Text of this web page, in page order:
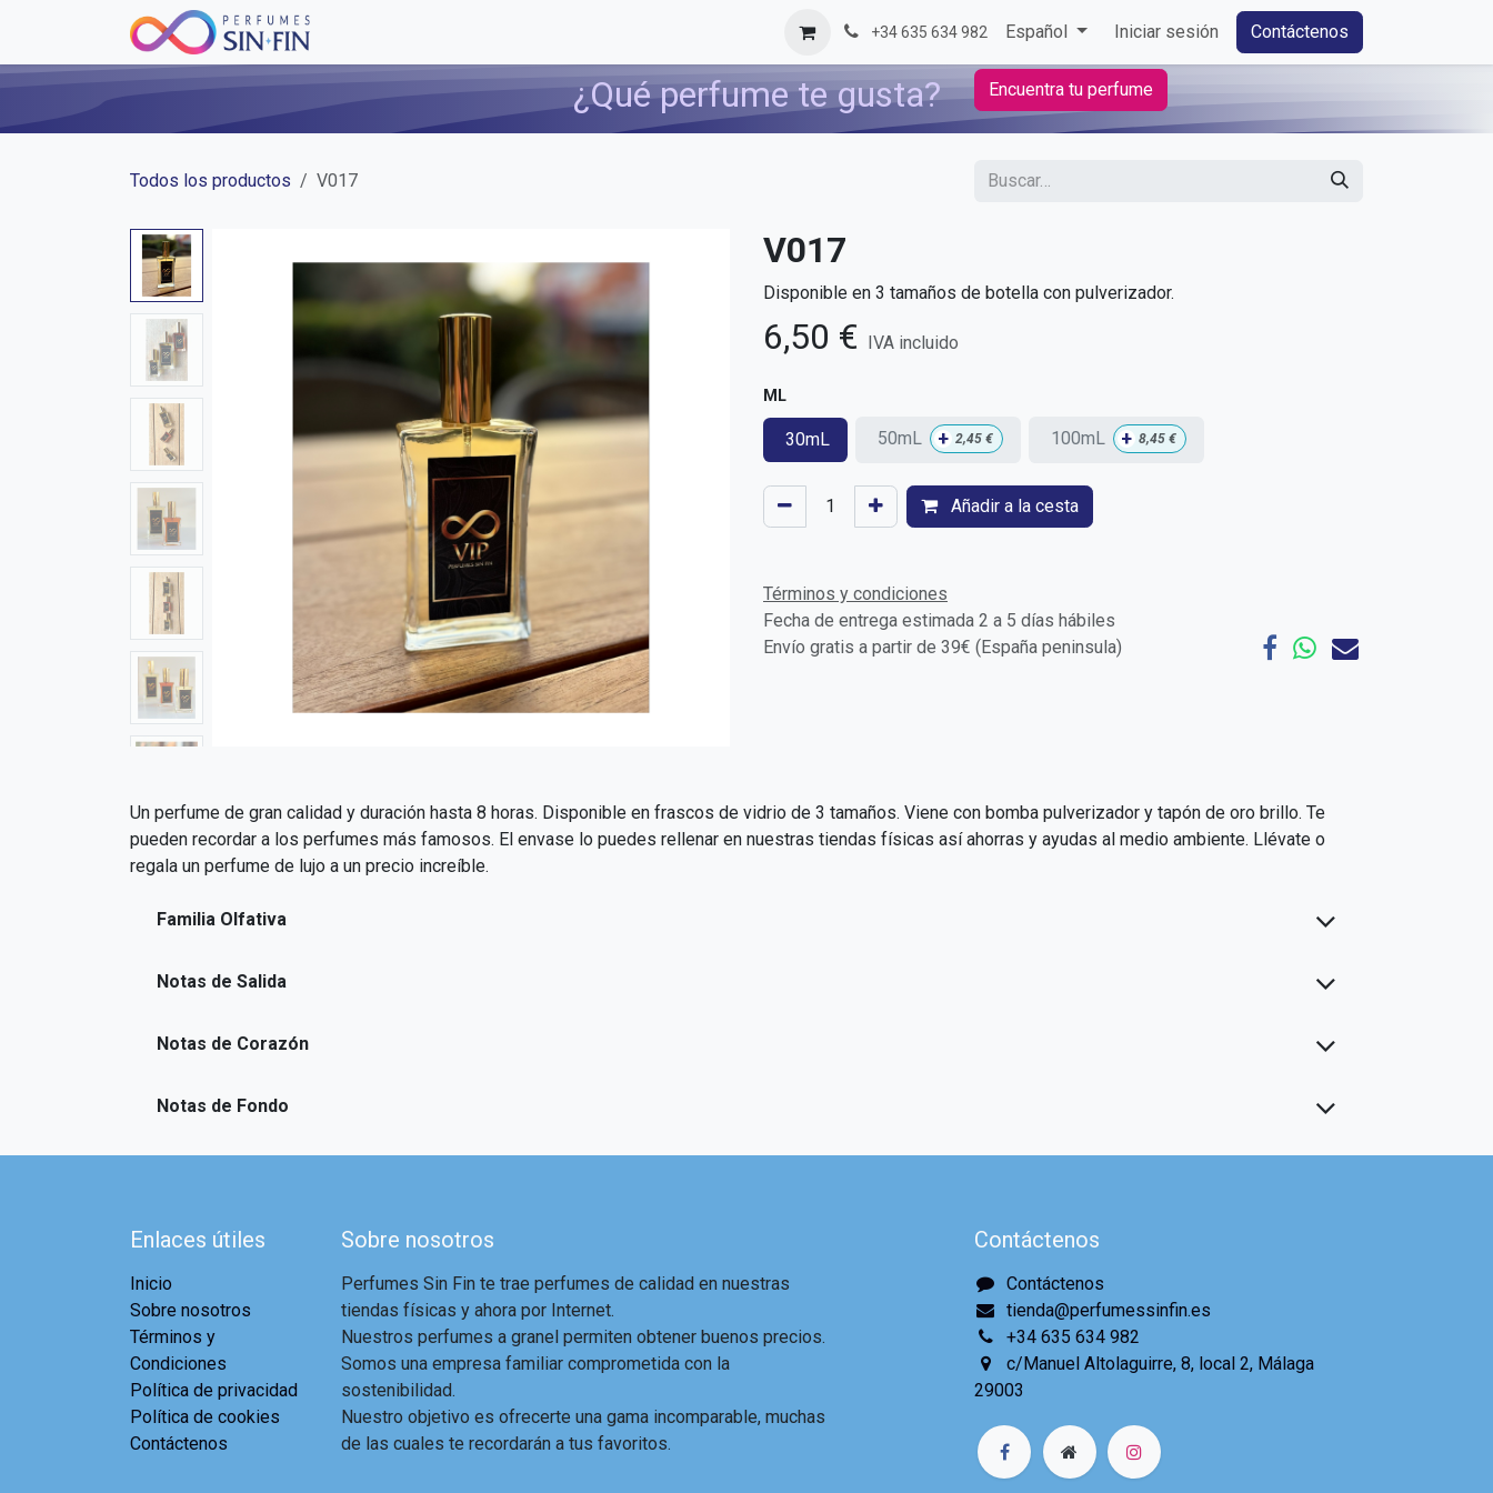
+34 635 634 982 Español Iniciar sesión Contáctenos
¿Qué perfume te gusta? Encuentra tu perfume
Todos los productos V017
V017
Disponible en 3 tamaños de botella con pulverizador.
6,50 € IVA incluido
ML
30mL 50mL + 2,45 € 100mL + 8,45 €
Añadir a la cesta
Términos y condiciones
Fecha de entrega estimada 2 a 5 días hábiles
Envío gratis a partir de 39€ (España peninsula)
Un perfume de gran calidad y duración hasta 8 horas. Disponible en frascos de vidrio de 3 tamaños. Viene con bomba pulverizador y tapón de oro brillo. Te
pueden recordar a los perfumes más famosos. El envase lo puedes rellenar en nuestras tiendas físicas así ahorras y ayudas al medio ambiente. Llévate o
regala un perfume de lujo a un precio increíble.
Familia Olfativa
Notas de Salida
Notas de Corazón
Notas de Fondo
Enlaces útiles
Inicio
Sobre nosotros
Términos y
Condiciones
Política de privacidad
Política de cookies
Contáctenos
Sobre nosotros
Perfumes Sin Fin te trae perfumes de calidad en nuestras
tiendas físicas y ahora por Internet.
Nuestros perfumes a granel permiten obtener buenos precios.
Somos una empresa familiar comprometida con la
sostenibilidad.
Nuestro objetivo es ofrecerte una gama incomparable, muchas
de las cuales te recordarán a tus favoritos.
Contáctenos
Contáctenos
tienda@perfumessinfin.es
+34 635 634 982
c/Manuel Altolaguirre, 8, local 2, Málaga
29003